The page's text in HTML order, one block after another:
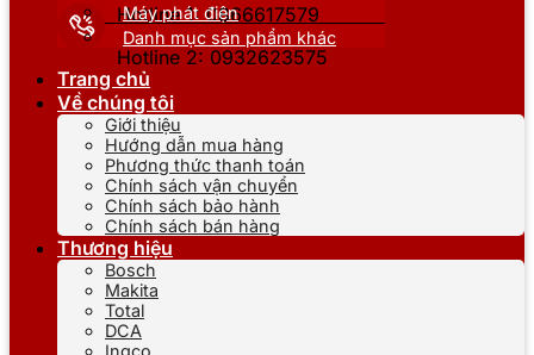
Hotline 1: 0866617579
Hotline 2: 0932623575
Máy phát điện
Danh mục sản phẩm khác
Trang chủ
Về chúng tôi
Giới thiệu
Hướng dẫn mua hàng
Phương thức thanh toán
Chính sách vận chuyển
Chính sách bảo hành
Chính sách bán hàng
Thương hiệu
Bosch
Makita
Total
DCA
Ingco